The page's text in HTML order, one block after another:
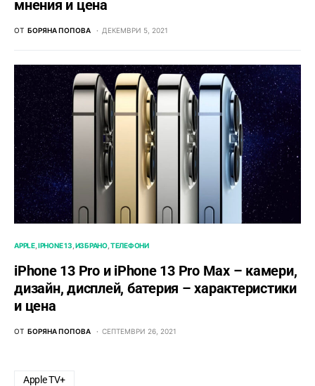
мнения и цена
ОТ БОРЯНА ПОПОВА ДЕКЕМВРИ 5, 2021
APPLE IPHONE 13 ИЗБРАНО ТЕЛЕФОНИ
iPhone 13 Pro и iPhone 13 Pro Max – камери,
дизайн, дисплей, батерия – характеристики
и цена
ОТ БОРЯНА ПОПОВА СЕПТЕМВРИ 26, 2021
Apple TV+